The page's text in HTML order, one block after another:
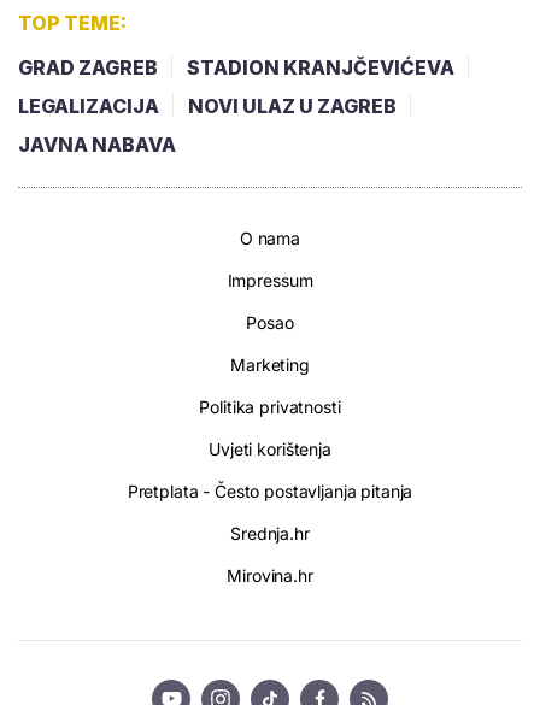
TOP TEME:
GRAD ZAGREB
STADION KRANJČEVIĆEVA
LEGALIZACIJA
NOVI ULAZ U ZAGREB
JAVNA NABAVA
O nama
Impressum
Posao
Marketing
Politika privatnosti
Uvjeti korištenja
Pretplata - Često postavljanja pitanja
Srednja.hr
Mirovina.hr